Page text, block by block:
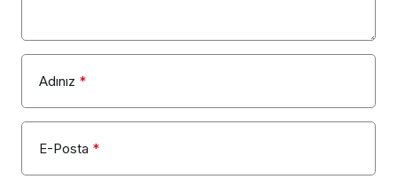
Adınız *
E-Posta *